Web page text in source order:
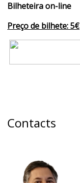
Bilheteira on-line
Preço de bilhete: 5€
Contacts